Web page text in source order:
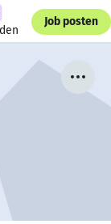
Job posten